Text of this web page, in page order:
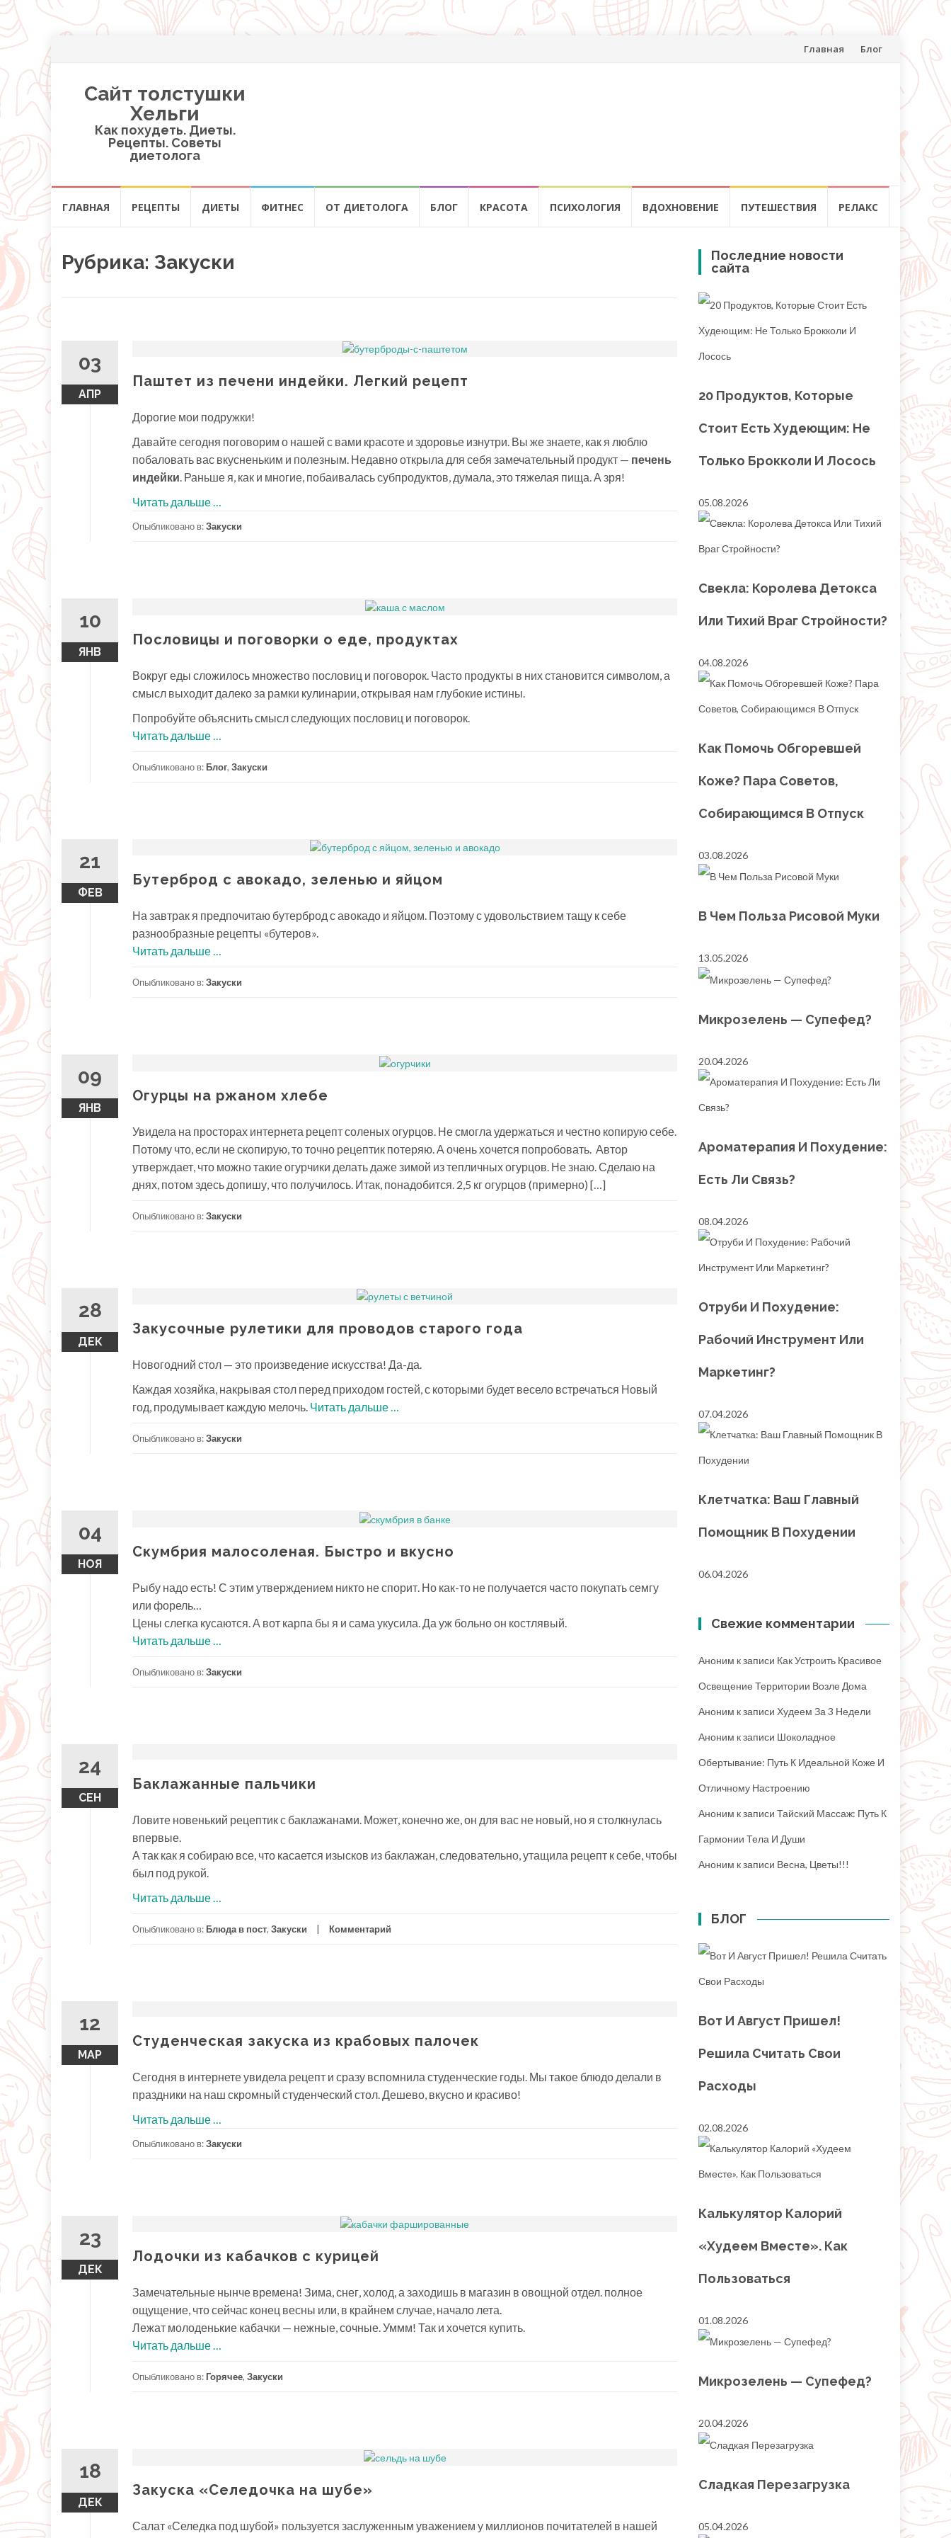
Перейти
Главная Блог
Сайт толстушки
Хельги
Как похудеть. Диеты.
Рецепты. Советы
диетолога
ГЛАВНАЯ РЕЦЕПТЫ ДИЕТЫ ФИТНЕС ОТ ДИЕТОЛОГА БЛОГ КРАСОТА ПСИХОЛОГИЯ ВДОХНОВЕНИЕ ПУТЕШЕСТВИЯ РЕЛАКС
Рубрика: Закуски
03
АПР
Паштет из печени индейки. Легкий рецепт
Дорогие мои подружки!
Давайте сегодня поговорим о нашей с вами красоте и здоровье изнутри. Вы же знаете, как я люблю
побаловать вас вкусненьким и полезным. Недавно открыла для себя замечательный продукт — печень
индейки. Раньше я, как и многие, побаивалась субпродуктов, думала, это тяжелая пища. А зря!
Читать дальше…
Опыбликовано в:Закуски
10
ЯНВ
Пословицы и поговорки о еде, продуктах
Вокруг еды сложилось множество пословиц и поговорок. Часто продукты в них становится символом, а
смысл выходит далеко за рамки кулинарии, открывая нам глубокие истины.
Попробуйте объяснить смысл следующих пословиц и поговорок.
Читать дальше
поговорки
…
Опыбликовано в: Блог, Закуски
21
ФЕВ
Бутерброд с авокадо, зеленью и яйцом
На завтрак я предпочитаю бутерброд с авокадо и яйцом. Поэтому с удовольствием тащу к себе
разнообразные рецепты «бутеров».
Читать дальше
авокадо,
…
Опыбликовано в:Закуски
09
ЯНВ
Огурцы на ржаном хлебе
Увидела на просторах интернета рецепт соленых огурцов. Не смогла удержаться и честно копирую себе.
Потому что, если не скопирую, то точно рецептик потеряю. А очень хочется попробовать. Автор
утверждает, что можно такие огурчики делать даже зимой из тепличных огурцов. Не знаю. Сделаю на
днях, потом здесь допишу, что получилось. Итак, понадобится. 2,5 кг огурцов (примерно) […]
Опыбликовано в:Закуски
28
ДЕК
Закусочные рулетики для проводов старого года
Новогодний стол — это произведение искусства! Да-да.
Каждая хозяйка, накрывая стол перед приходом гостей, с которыми будет весело встречаться Новый
год, продумывает каждую мелочь. Читать дальше…
Опыбликовано в:Закуски
04
НОЯ
Скумбрия малосоленая. Быстро и вкусно
Рыбу надо есть! С этим утверждением никто не спорит. Но как-то не получается часто покупать семгу
или форель…
Цены слегка кусаются. А вот карпа бы я и сама укусила. Да уж больно он костлявый.
Читать дальше
Быстро
Опыбликовано в:Закуски
24
СЕН
Баклажанные пальчики
Ловите новенький рецептик с баклажанами. Может, конечно же, он для вас не новый, но я столкнулась
впервые.
А так как я собираю все, что касается изысков из баклажан, следовательно, утащила рецепт к себе, чтобы
был под рукой.
Читать дальше
Опыбликовано в: Блюда в пост, Закуски Комментарий
12
МАР
Студенческая закуска из крабовых палочек
Сегодня в интернете увидела рецепт и сразу вспомнила студенческие годы. Мы такое блюдо делали в
праздники на наш скромный студенческий стол. Дешево, вкусно и красиво!
Читать дальше
из
Опыбликовано в:Закуски
23
ДЕК
Лодочки из кабачков с курицей
Замечательные нынче времена! Зима, снег, холод, а заходишь в магазин в овощной отдел. полное
ощущение, что сейчас конец весны или, в крайнем случае, начало лета.
Лежат молоденькие кабачки — нежные, сочные. Уммм! Так и хочется купить.
Читать дальше
кабачков
…
Опыбликовано в: Горячее, Закуски
18
ДЕК
Закуска «Селедочка на шубе»
Салат «Селедка под шубой» пользуется заслуженным уважением у миллионов почитателей в нашей
Последние новости
сайта
20 Продуктов, Которые
Стоит Есть Худеющим: Не
Только Брокколи И Лосось
05.08.2026
Свекла: Королева Детокса
Или Тихий Враг Стройности?
04.08.2026
Как Помочь Обгоревшей
Коже? Пара Советов,
Собирающимся В Отпуск
03.08.2026
В Чем Польза Рисовой Муки
13.05.2026
Микрозелень — Супефед?
20.04.2026
Ароматерапия И Похудение:
Есть Ли Связь?
08.04.2026
Отруби И Похудение:
Рабочий Инструмент Или
Маркетинг?
07.04.2026
Клетчатка: Ваш Главный
Помощник В Похудении
06.04.2026
Свежие комментарии
Аноним к записи Как Устроить Красивое
Освещение Территории Возле Дома
Аноним к записи Худеем За 3 Недели
Аноним к записи Шоколадное
Обертывание: Путь К Идеальной Коже И
Отличному Настроению
Аноним к записи Тайский Массаж: Путь К
Гармонии Тела И Души
Аноним к записи Весна, Цветы!!!
БЛОГ
Вот И Август Пришел!
Решила Считать Свои
Расходы
02.08.2026
Калькулятор Калорий
«Худеем Вместе». Как
Пользоваться
01.08.2026
Микрозелень — Супефед?
20.04.2026
Сладкая Перезагрузка
05.04.2026